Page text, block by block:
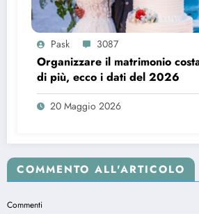
Pask 3087
Organizzare il matrimonio
di più, ecco i dati del 2026
20 Maggio 2026
COMMENTO ALL'ARTICOLO
Commenti